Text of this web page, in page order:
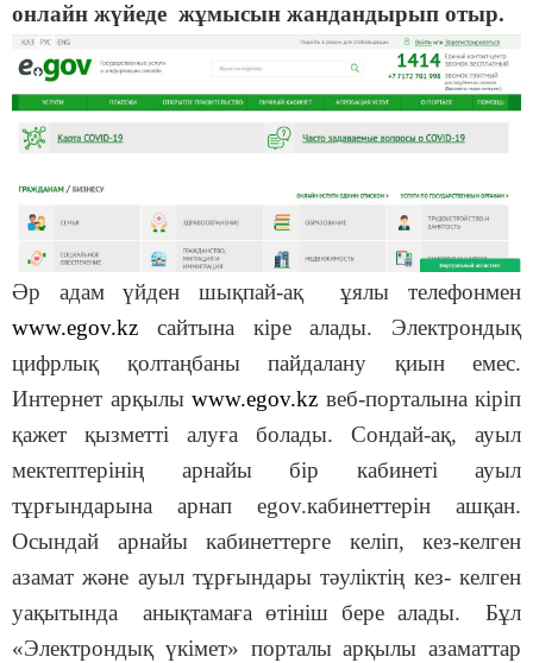
онлайн жүйеде жұмысын жандандырып отыр.
Әр адам үйден шықпай-ақ ұялы телефонмен
www.egov.kz сайтына кіре алады. Электрондық
цифрлық қолтаңбаны пайдалану қиын емес.
Интернет арқылы www.egov.kz веб-порталына кіріп
қажет қызметті алуға болады. Сондай-ақ, ауыл
мектептерінің арнайы бір кабинеті ауыл
тұрғындарына арнап egov.кабинеттерін ашқан.
Осындай арнайы кабинеттерге келіп, кез-келген
азамат және ауыл тұрғындары тәуліктің кез- келген
уақытында анықтамаға өтініш бере алады. Бұл
«Электрондық үкімет» порталы арқылы азаматтар